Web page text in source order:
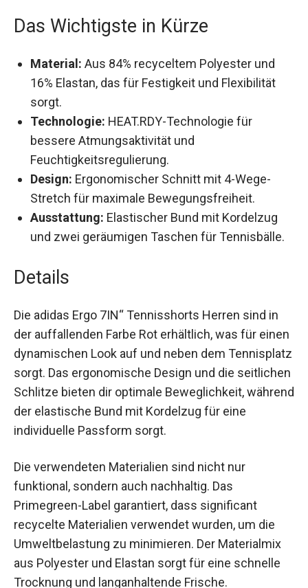
dein Spiel ist.
Das Wichtigste in Kürze
Material:Aus 84% recyceltem Polyester und
16% Elastan, das für Festigkeit und Flexibilität
sorgt.
Technologie:HEAT.RDY-Technologie für
bessere Atmungsaktivität und
Feuchtigkeitsregulierung.
Design: Ergonomischer Schnitt mit 4-Wege-
Stretch für maximale Bewegungsfreiheit.
Ausstattung:Elastischer Bund mit Kordelzug
Tennisbälle.
Details
Die adidas Ergo 7IN“ Tennisshorts Herren sind in
der auffallenden Farbe Rot erhältlich, was für
einen dynamischen Look auf und neben dem
Tennisplatz sorgt. Das ergonomische Design und
die seitlichen Schlitze bieten dir optimale
Beweglichkeit, während der elastische Bund mit
Kordelzug für eine individuelle Passform sorgt.
Die verwendeten Materialien sind nicht nur
funktional, sondern auch nachhaltig. Das
Primegreen-Label garantiert, dass significant
recycelte Materialien verwendet wurden, um die